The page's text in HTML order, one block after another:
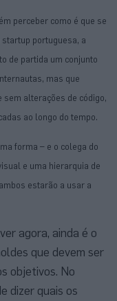
perceber como é que se
portuguesa, a
de partida um conjunto
mas que
alterações de código,
ao longo do tempo.
forma – e o colega do
e uma hierarquia de
estarão a usar a
agora, ainda é o
que devem ser
objetivos. No
dizer quais os